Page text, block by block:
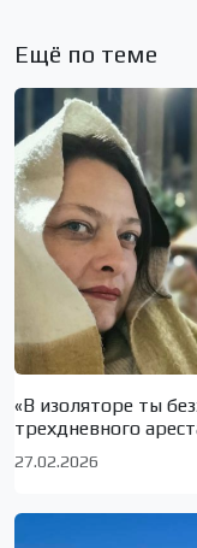
Ещё по теме
«В изоляторе ты
трехдневного
27.02.2026